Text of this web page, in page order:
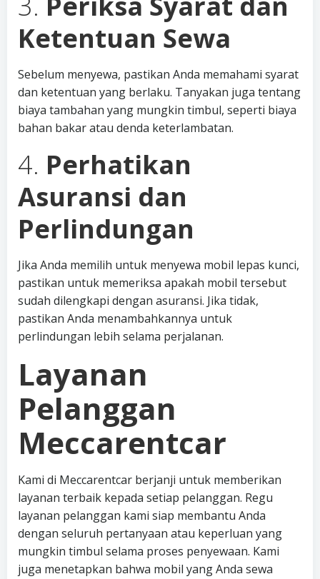
Ketentuan Sewa
Sebelum menyewa, pastikan Anda memahami syarat
dan ketentuan yang berlaku. Tanyakan juga tentang
biaya tambahan yang mungkin timbul, seperti biaya
bahan bakar atau denda keterlambatan.
4. Perhatikan
Asuransi dan
Perlindungan
Jika Anda memilih untuk menyewa mobil lepas kunci,
pastikan untuk memeriksa apakah mobil tersebut
sudah dilengkapi dengan asuransi. Jika tidak,
pastikan Anda menambahkannya untuk
perlindungan lebih selama perjalanan.
Layanan
Pelanggan
Meccarentcar
Kami di Meccarentcar berjanji untuk memberikan
layanan terbaik kepada setiap pelanggan. Regu
layanan pelanggan kami siap membantu Anda
dengan seluruh pertanyaan atau keperluan yang
mungkin timbul selama proses penyewaan. Kami
juga menetapkan bahwa mobil yang Anda sewa